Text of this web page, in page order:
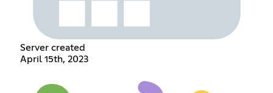
Server created
April 15th, 2023